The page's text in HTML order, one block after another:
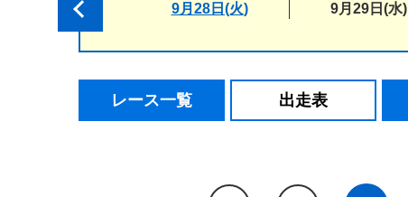
9月28日(火) 9月29日(水)
レース一覧 出走表